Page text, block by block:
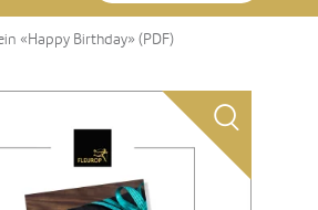
«Happy Birthday» (PDF)